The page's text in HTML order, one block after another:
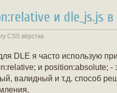
и dle_js.js в
CSS вёрстка
DLE я часто использую
и position:absolute; -
валидный и т.д. способ